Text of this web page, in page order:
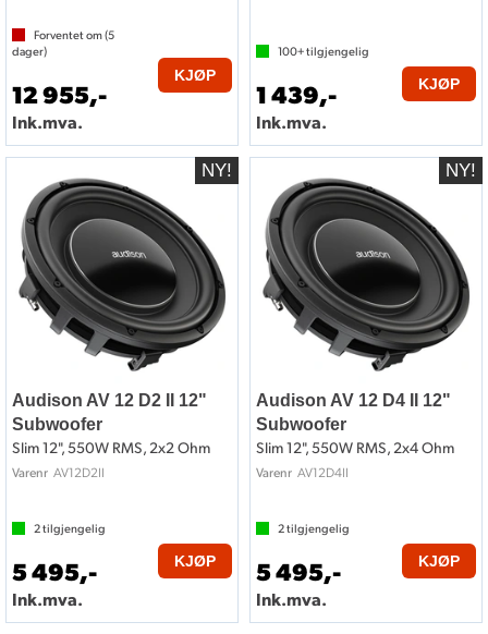
Forventet om (5
dager)
12 955,-
Ink.mva.
KJØP
100+tilgjengelig
1 439,-
Ink.mva.
KJØP
Audison AV 12 D2 II 12"
Subwoofer
Slim 12", 550W RMS, 2x2 Ohm
Varenr AV12D2II
2tilgjengelig
5 495,-
Ink.mva.
KJØP
Audison AV 12 D4 II 12"
Subwoofer
Slim 12", 550W RMS, 2x4 Ohm
Varenr AV12D4II
2tilgjengelig
5 495,-
Ink.mva.
KJØP